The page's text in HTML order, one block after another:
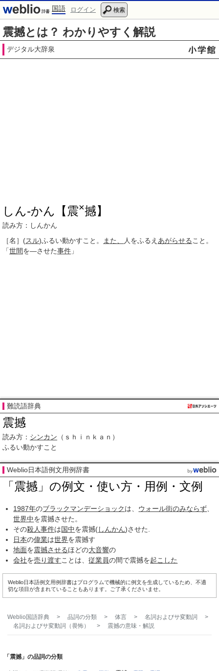
国語 ログイン 検索
震撼とは？ わかりやすく解説
デジタル大辞泉
しん‐かん【震×撼】
読み方：しんかん
［名］ (スル)ふるい動かすこと。 また、 人をふるえ あがらせる こと。
「世間を―させた事件 」
難読語辞典
震撼
読み方： シンカン （ｓｈｉｎｋａｎ）
ふるい動かすこと
Weblio日本語例文用例辞書
「震撼」の例文・使い方・用例・文例
1987年のブラックマンデーショックは、 ウォール街のみならず
世界中を震撼させた。
その殺人事件は国中を震撼(しんかん)させた.
日本の偉業は世界を震撼す
地面を震撼させるほどの大音響の
会社を売り渡すことは、従業員の間で震撼を起こした
Weblio日本語例文用例辞書はプログラムで機械的に例文を生成しているため、不適
切な項目が含まれていることもあります。ご了承くださいませ。
Weblio国語辞典 > 品詞の分類 > 体言 > 名詞およびサ変動詞
>
名詞およびサ変動詞（畏怖）
> 震撼の意味・解説
「震撼」の品詞の分類